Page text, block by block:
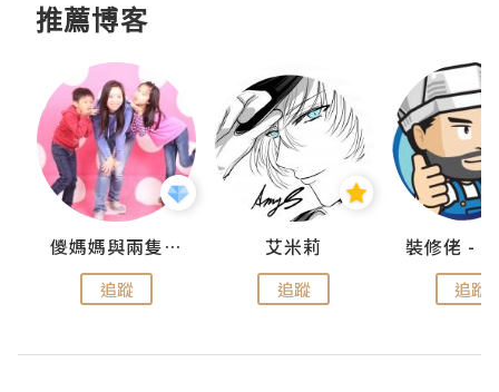
推薦博客
儍媽媽與兩隻小魔怪之家
追蹤
艾米莉
追蹤 追蹤